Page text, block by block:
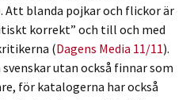
Att blanda pojkar och flickor är
korrekt” och till och med
(Dagens Media 11/11).
utan också finnar som
för katalogerna har också